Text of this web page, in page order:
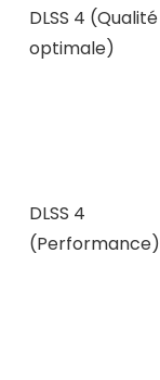
DLSS 4 (Qualité
optimale)
DLSS 4
(Performance)